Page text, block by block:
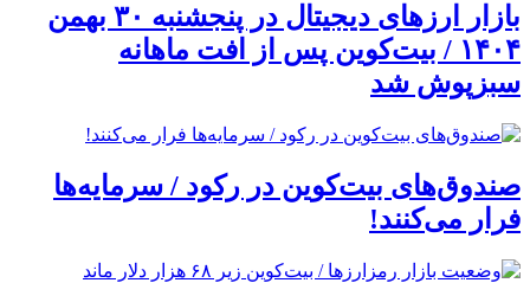
بازار ارزهای دیجیتال در پنجشنبه ۳۰ بهمن
۱۴۰۴ / بیت‌کوین پس از افت ماهانه
سبزپوش شد
صندوق‌های بیت‌کوین در رکود / سرمایه‌ها
فرار می‌کنند!